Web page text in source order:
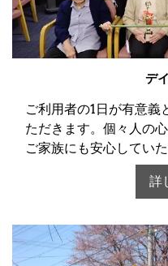
デ
ご利用者の1日が有意義
ただきます。個々人の
ご家族にも安心してい
詳